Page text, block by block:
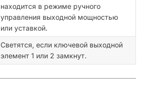
находится в режиме ручного
управления выходной мощностью
или уставкой.
Светятся, если ключевой выходной
элемент 1 или 2 замкнут.